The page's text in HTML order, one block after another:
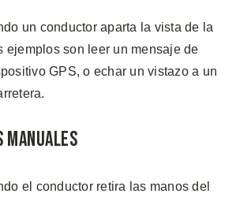
un conductor aparta la vista de la
ejemplos son leer un mensaje de
GPS, o echar un vistazo a un
el conductor retira las manos del